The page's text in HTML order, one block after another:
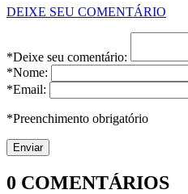
DEIXE SEU COMENTÁRIO
*Deixe seu comentário:
*Nome:
*Email:
*Preenchimento obrigatório
0 COMENTÁRIOS